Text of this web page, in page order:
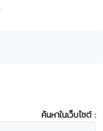
ค้นหาในเว็บไซต์ :